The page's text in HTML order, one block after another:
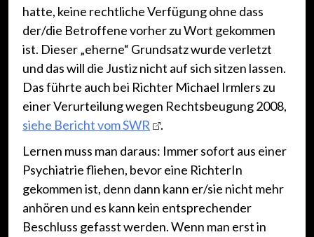
hatte, keine rechtliche Verfügung ohne dass
der/die Betroffene vorher zu Wort gekommen
ist. Dieser „eherne“ Grundsatz wurde verletzt
und das will die Justiz nicht auf sich sitzen lassen.
Das führte auch bei Richter Michael Irmlers zu
einer Verurteilung wegen Rechtsbeugung 2008,
siehe Bericht vom SWR
.
Lernen muss man daraus: Immer sofort aus einer
Psychiatrie fliehen, bevor eine RichterIn
gekommen ist, denn dann kann er/sie nicht mehr
anhören und es kann kein entsprechender
Beschluss gefasst werden. Wenn man erst in